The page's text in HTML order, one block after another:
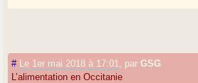
# Le 1er mai 2018 à 17:01 parGSG
L’alimentation en Occitanie